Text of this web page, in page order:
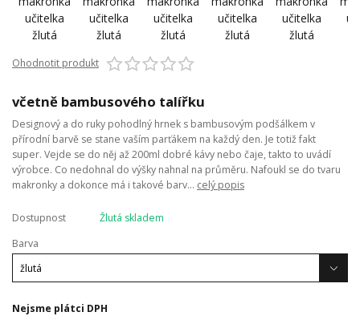
Ohodnotit produkt
včetně bambusového talířku
Designový a do ruky pohodlný hrnek s bambusovým podšálkem v
přírodní barvě se stane vaším parťákem na každý den. Je totiž fakt
super. Vejde se do něj až 200ml dobré kávy nebo čaje, takto to uvádí
výrobce. Co nedohnal do výšky nahnal na průměru. Nafoukl se do tvaru
makronky a dokonce má i takové barv... celý popis
Dostupnost
Žlutá skladem
Barva
Nejsme plátci DPH